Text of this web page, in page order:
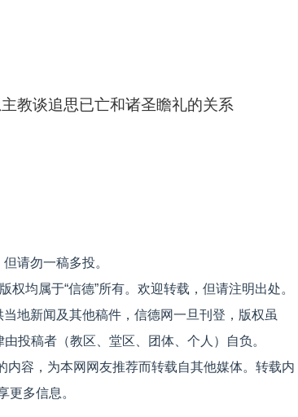
教谈追思已亡和诸圣瞻礼的关系
请勿一稿多投。
权均属于“信德”所有。欢迎转载，但请注明出处。
地新闻及其他稿件，信德网一旦刊登，版权虽
投稿者（教区、堂区、团体、个人）自负。
内容，为本网网友推荐而转载自其他媒体。转载内
更多信息。